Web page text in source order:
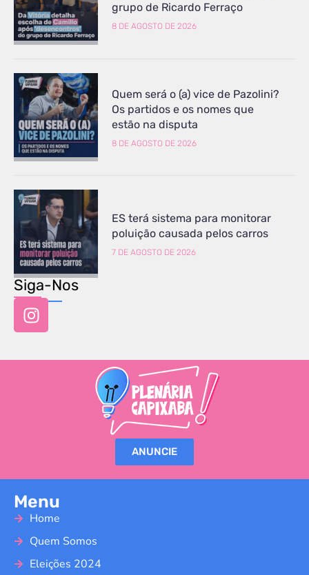
grupo de Ricardo Ferraço
8 DE AGOSTO DE 2026
Quem será o (a) vice de Pazolini?
Os partidos e os nomes que
estão na disputa
8 DE AGOSTO DE 2026
ES terá sistema para monitorar
poluição causada pelos carros
7 DE AGOSTO DE 2026
Siga-Nos
ANUNCIE
Menu
Home
Quem Somos
Eleições 2024